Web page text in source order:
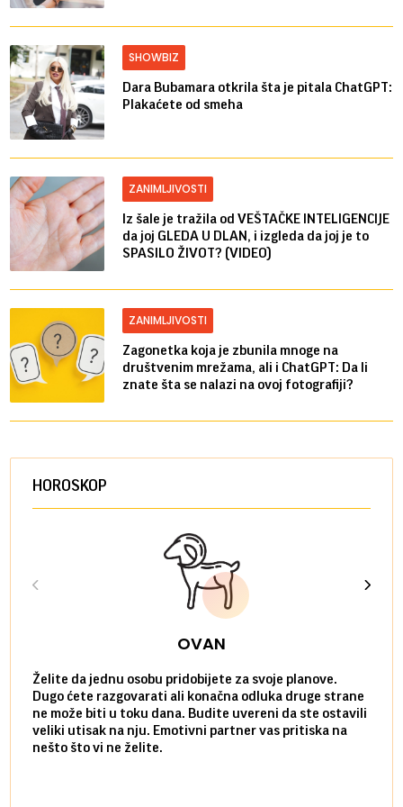
SHOWBIZ
Dara Bubamara otkrila šta je pitala ChatGPT:
Plakaćete od smeha
ZANIMLJIVOSTI
Iz šale je tražila od VEŠTAČKE INTELIGENCIJE
da joj GLEDA U DLAN, i izgleda da joj je to
SPASILO ŽIVOT? (VIDEO)
ZANIMLJIVOSTI
Zagonetka koja je zbunila mnoge na
društvenim mrežama, ali i ChatGPT: Da li
znate šta se nalazi na ovoj fotografiji?
HOROSKOP
OVAN
Želite da jednu osobu pridobijete za svoje planove.
Dugo ćete razgovarati ali konačna odluka druge strane
ne može biti u toku dana. Budite uvereni da ste ostavili
veliki utisak na nju. Emotivni partner vas pritiska na
nešto što vi ne želite.